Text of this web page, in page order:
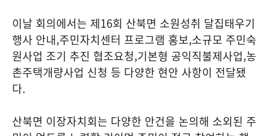
이날 회의에서는 제16회 산북면 소원성취 달집태우기
행사 안내,주민자치센터 프로그램 홍보,소규모 주민숙
원사업 조기 추진 협조요청,기본형 공익직불제사업,농
촌주택개량사업 신청 등 다양한 현안 사항이 전달됐
다.
산북면 이장자치회는 다양한 안건을 논의해 소외된 주